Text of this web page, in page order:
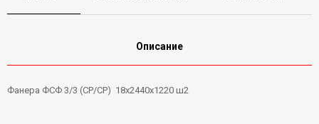
Описание
Фанера ФСФ 3/3 (СР/СР) 18х2440х1220 ш2